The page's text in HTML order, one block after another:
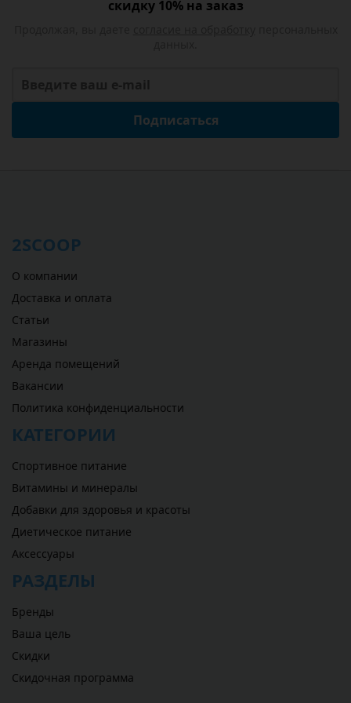
скидку 10% на заказ
Подписаться
2SCOOP
О компании
Доставка и оплата
Статьи
Магазины
Аренда помещений
Вакансии
Политика конфиденциальности
КАТЕГОРИИ
Спортивное питание
Витамины и минералы
Добавки для здоровья и красоты
Диетическое питание
Аксессуары
РАЗДЕЛЫ
Бренды
Ваша цель
Скидки
Скидочная программа